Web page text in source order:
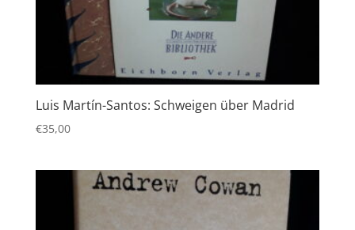
Luis Martín-Santos: Schweigen über Madrid
€35,00